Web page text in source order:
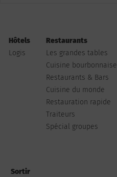
Hôtels
Logis
Restaurants
Les grandes tables
Cuisine bourbonnaise
Restaurants & Bars
Cuisine du monde
Restauration rapide
Traiteurs
Spécial groupes
Sortir